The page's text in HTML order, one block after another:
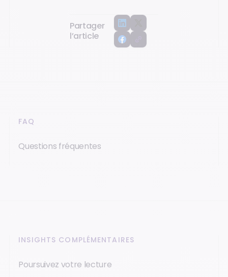
Partager
l’article
FAQ
Questions fréquentes
INSIGHTS COMPLÉMENTAIRES
Poursuivez votre lecture